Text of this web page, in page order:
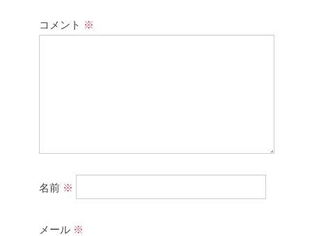
コメント ※
名前 ※
メール ※